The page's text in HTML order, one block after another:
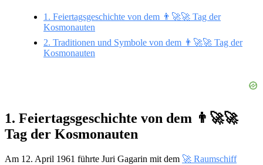
1. Feiertagsgeschichte von dem 👨‍🚀🚀 Tag der
Kosmonauten
2. Traditionen und Symbole von dem 👨‍🚀🚀 Tag der
Kosmonauten
1. Feiertagsgeschichte von dem 👨‍🚀🚀
Tag der Kosmonauten
Am 12. April 1961 führte Juri Gagarin mit dem 🚀 Raumschiff